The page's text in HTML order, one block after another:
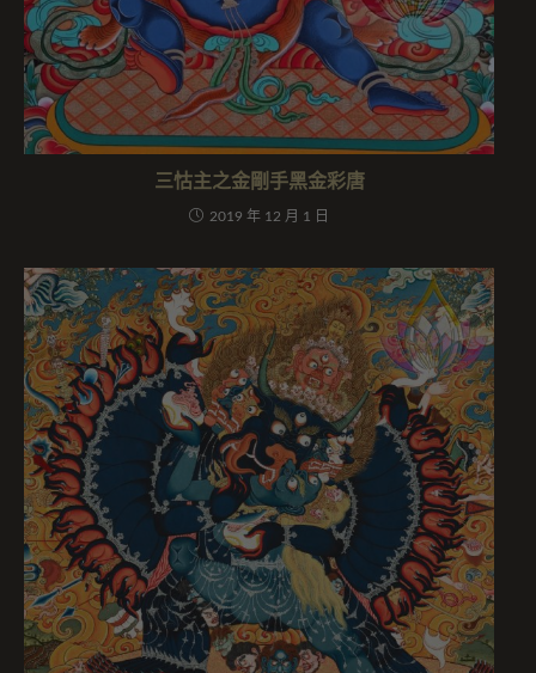
三怙主之金剛手黑金彩唐
2019 年 12 月 1 日